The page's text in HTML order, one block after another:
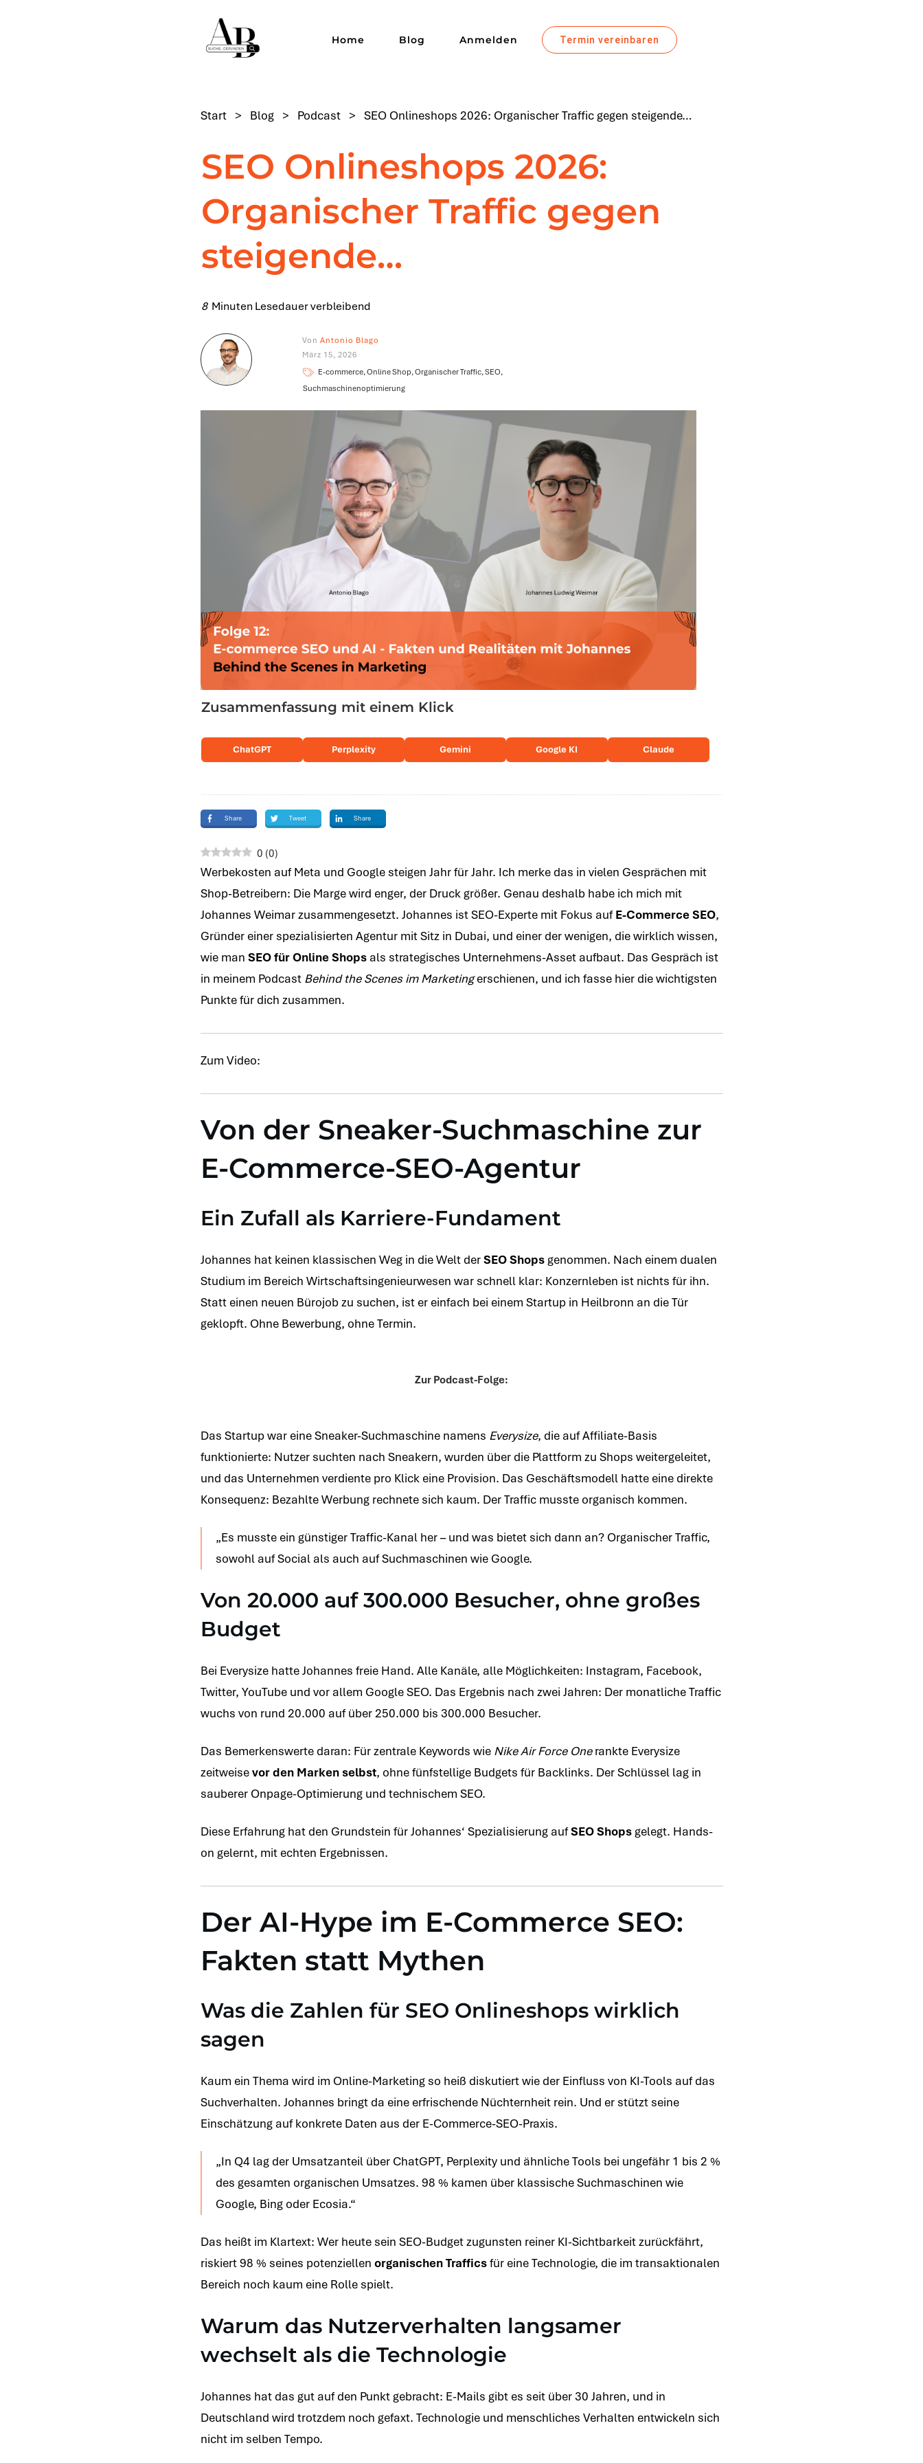
Home Blog Anmelden Termin vereinbaren
Start > Blog > Podcast > SEO Onlineshops 2026: Organischer Traffic gegen steigende…
SEO Onlineshops 2026:
Organischer Traffic gegen
steigende…
8Minuten Lesedauer verbleibend
Von Antonio Blago
März 15, 2026
E-commerce, Online Shop, Organischer Traffic, SEO,
Suchmaschinenoptimierung
Zusammenfassung mit einem Klick
ChatGPT Perplexity Gemini Google KI Claude
Share Tweet Share
0 (0)
Werbekosten auf Meta und Google steigen Jahr für Jahr. Ich merke das in vielen Gesprächen mit
Shop-Betreibern: Die Marge wird enger, der Druck größer. Genau deshalb habe ich mich mit
Johannes Weimar zusammengesetzt. Johannes ist SEO-Experte mit Fokus aufE-Commerce SEO,
Gründer einer spezialisierten Agentur mit Sitz in Dubai, und einer der wenigen, die wirklich wissen,
wie man SEO für Online Shopsals strategisches Unternehmens-Asset aufbaut. Das Gespräch ist
in meinem Podcast Behind the Scenes im Marketingerschienen, und ich fasse hier die wichtigsten
Punkte für dich zusammen.
Zum Video:
Von der Sneaker-Suchmaschine zur
E-Commerce-SEO-Agentur
Ein Zufall als Karriere-Fundament
Johannes hat keinen klassischen Weg in die Welt derSEO Shopsgenommen. Nach einem dualen
Studium im Bereich Wirtschaftsingenieurwesen war schnell klar: Konzernleben ist nichts für ihn.
Statt einen neuen Bürojob zu suchen, ist er einfach bei einem Startup in Heilbronn an die Tür
geklopft. Ohne Bewerbung, ohne Termin.
Zur Podcast-Folge:
Das Startup war eine Sneaker-Suchmaschine namens Everysize, die auf Affiliate-Basis
funktionierte: Nutzer suchten nach Sneakern, wurden über die Plattform zu Shops weitergeleitet,
und das Unternehmen verdiente pro Klick eine Provision. Das Geschäftsmodell hatte eine direkte
Konsequenz: Bezahlte Werbung rechnete sich kaum. Der Traffic musste organisch kommen.
„Es musste ein günstiger Traffic-Kanal her – und was bietet sich dann an? Organischer Traffic,
sowohl auf Social als auch auf Suchmaschinen wie Google.
Von 20.000 auf 300.000 Besucher, ohne großes
Budget
Bei Everysize hatte Johannes freie Hand. Alle Kanäle, alle Möglichkeiten: Instagram, Facebook,
Twitter, YouTube und vor allem Google SEO. Das Ergebnis nach zwei Jahren: Der monatliche Traffic
wuchs von rund 20.000 auf über 250.000 bis 300.000 Besucher.
Das Bemerkenswerte daran: Für zentrale Keywords wie Nike Air Force Onerankte Everysize
zeitweisevor den Marken selbst, ohne fünfstellige Budgets für Backlinks. Der Schlüssel lag in
sauberer Onpage-Optimierung und technischem SEO.
Diese Erfahrung hat den Grundstein für Johannes‘ Spezialisierung aufSEO Shopsgelegt. Hands-
on gelernt, mit echten Ergebnissen.
Der AI-Hype im E-Commerce SEO:
Fakten statt Mythen
Was die Zahlen für SEO Onlineshops wirklich
sagen
Kaum ein Thema wird im Online-Marketing so heiß diskutiert wie der Einfluss von KI-Tools auf das
Suchverhalten. Johannes bringt da eine erfrischende Nüchternheit rein. Und er stützt seine
Einschätzung auf konkrete Daten aus der E-Commerce-SEO-Praxis.
„In Q4 lag der Umsatzanteil über ChatGPT, Perplexity und ähnliche Tools bei ungefähr 1 bis 2 %
des gesamten organischen Umsatzes. 98 % kamen über klassische Suchmaschinen wie
Google, Bing oder Ecosia.“
Das heißt im Klartext: Wer heute sein SEO-Budget zugunsten reiner KI-Sichtbarkeit zurückfährt,
riskiert 98 % seines potenziellen organischen Trafficsfür eine Technologie, die im transaktionalen
Bereich noch kaum eine Rolle spielt.
Warum das Nutzerverhalten langsamer
wechselt als die Technologie
Johannes hat das gut auf den Punkt gebracht: E-Mails gibt es seit über 30 Jahren, und in
Deutschland wird trotzdem noch gefaxt. Technologie und menschliches Verhalten entwickeln sich
nicht im selben Tempo.